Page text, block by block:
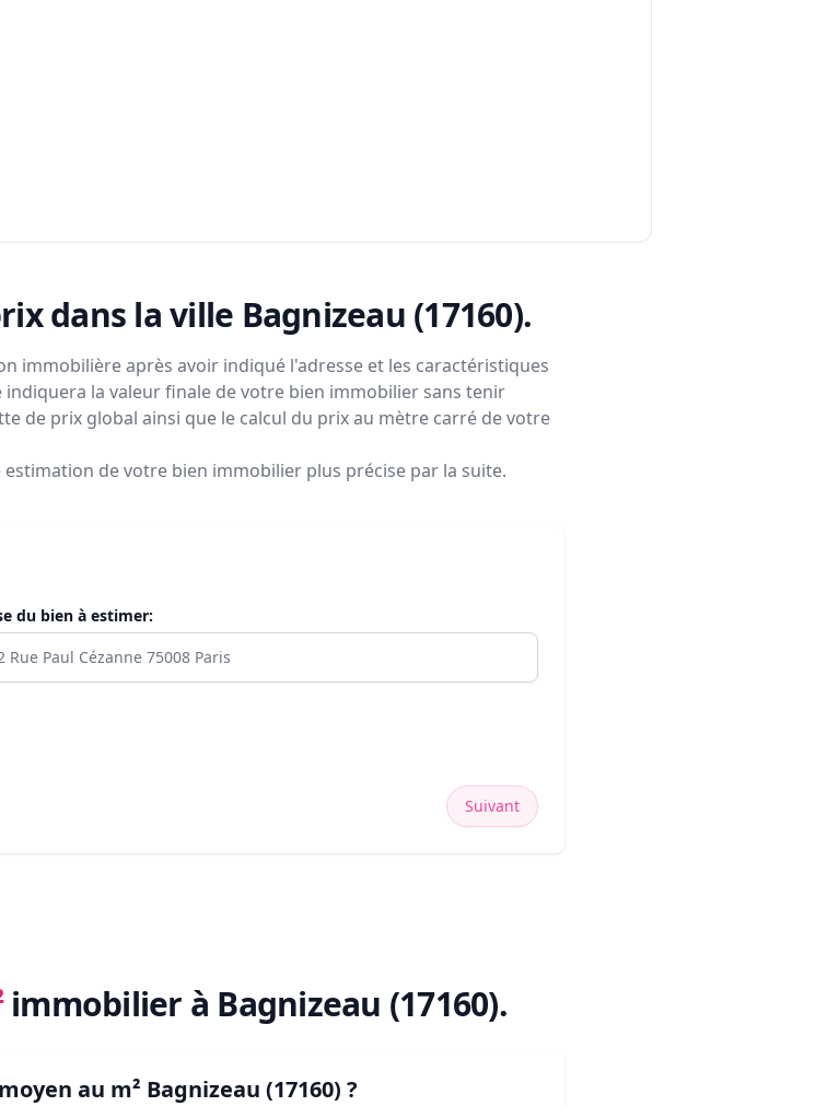
dans la ville Bagnizeau (17160).
immobilière après avoir indiqué l'adresse et les caractéristiques
la valeur finale de votre bien immobilier sans tenir
de prix global ainsi que le calcul du prix au mètre carré de votre
estimation de votre bien immobilier plus précise par la suite.
du bien à estimer:
Suivant
immobilier à Bagnizeau (17160).
au m² Bagnizeau (17160) ?